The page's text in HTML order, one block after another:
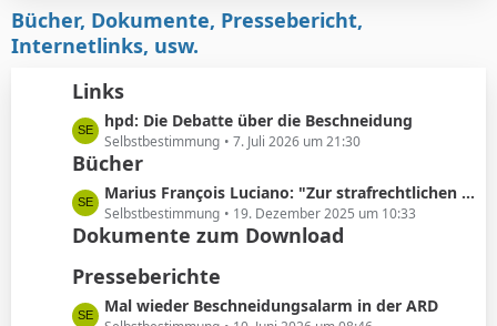
r
ä
e
t
e
e
i
t
r
ä
g
e
Bücher, Dokumente, Pressebericht,
Internetlinks, usw.
Links
L
e
t
z
t
e
e
t
hpd: Die Debatte über die Beschneidung
Selbstbestimmung 7. Juli 2026 um 21:30
Bücher
L
e
t
t
e
Marius François Luciano: "Zur strafrechtlichen Einordnung medizinisch nicht indizierter Eingriffe in die Körpersubstanz von Kindern"
Selbstbestimmung 19. Dezember 2025 um 10:33
Dokumente zum Download
Presseberichte
L
Mal wieder Beschneidungsalarm in der ARD